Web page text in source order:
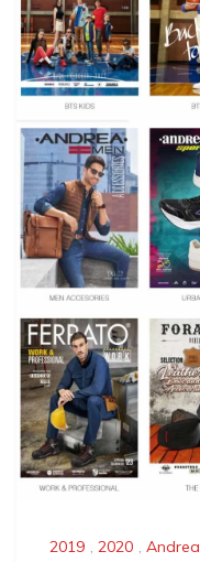
2019 , 2020 , Andrea